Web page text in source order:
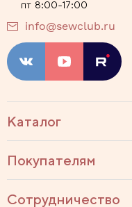
Каталог
Покупателям
Сотрудничество
пт 8:00-17:00
info@sewclub.ru